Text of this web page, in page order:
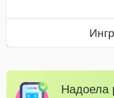
Надоела